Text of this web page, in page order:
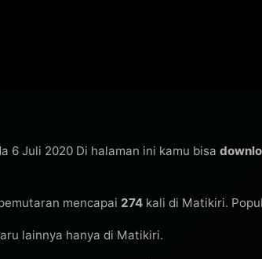
6 Juli 2020 Di halaman ini kamu bisa
mencapai 274 kali di Matikiri.
lainnya hanya di Matikiri.